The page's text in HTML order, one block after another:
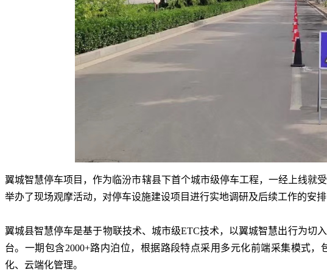
翼城智慧停车项目 ，作为临汾市辖县下首个城市级停车工程， 一经上线就
举办了现场观摩活动， 对停车设施建设项目进行实地调研及后续工作的安
翼城县智慧停车是基于物联技术、城市级ETC技术， 以翼城智慧出行为切
台。 一期包含2000+路内泊位， 根据路段特点采用多元化前端采集模式，
化、云端化管理。